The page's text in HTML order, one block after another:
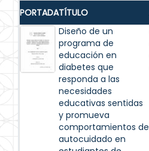
PORTADATÍTULO
Diseño de un
programa de
educación en
diabetes que
responda a las
necesidades
educativas sentidas
y promueva
comportamientos de
autocuidado en